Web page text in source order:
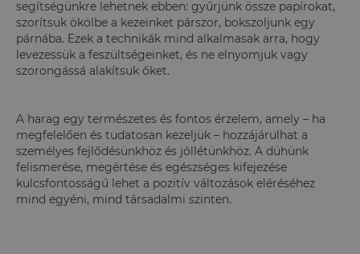
segítségünkre lehetnek ebben: gyűrjünk össze papírokat,
szorítsuk ökölbe a kezeinket párszor, bokszoljunk egy
párnába. Ezek a technikák mind alkalmasak arra, hogy
levezessük a feszültségeinket, és ne elnyomjuk vagy
szorongássá alakítsuk őket.
A harag egy természetes és fontos érzelem, amely – ha
megfelelően és tudatosan kezeljük – hozzájárulhat a
személyes fejlődésünkhöz és jóllétünkhöz. A dühünk
felismerése, megértése és egészséges kifejezése
kulcsfontosságú lehet a pozitív változások eléréséhez
mind egyéni, mind társadalmi szinten.